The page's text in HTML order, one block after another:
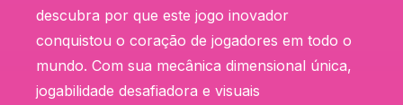
descubra por que este jogo inovador
conquistou o coração de jogadores em todo o
mundo. Com sua mecânica dimensional única,
jogabilidade desafiadora e visuais